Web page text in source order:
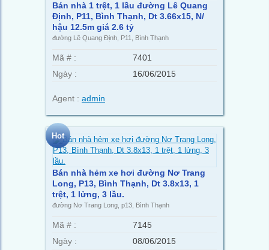
Bán nhà 1 trệt, 1 lầu đường Lê Quang
Định, P11, Bình Thạnh, Dt 3.66x15, N/
hậu 12.5m giá 2.6 tỷ
đường Lê Quang Định, P11, Bình Thạnh
Mã # :
7401
Ngày :
16/06/2015
Agent : admin
Bán nhà hẻm xe hơi đường Nơ Trang
Long, P13, Bình Thạnh, Dt 3.8x13, 1
trệt, 1 lửng, 3 lầu.
đường Nơ Trang Long, p13, Bình Thạnh
Mã # :
7145
Ngày :
08/06/2015
Hot